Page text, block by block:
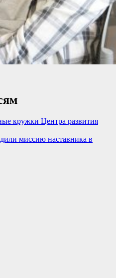
кружки Центра развития
миссию наставника в